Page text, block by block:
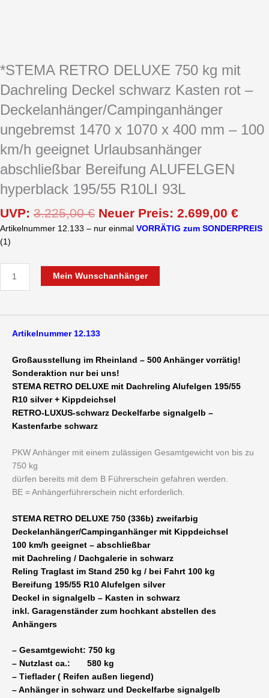
*STEMA RETRO DELUXE 750 kg mit
Dachreling Deckel schwarz Kasten rot –
Deckelanhänger/Campinganhänger
ungebremst 1470 x 1070 x 400 mm – 100
km/h geeignet Urlaubsanhänger
abschließbar Bereifung ALUFELGEN
hyperblack 195/55 R10LI 93L
UVP: 3.225,00€ Neuer Preis: 2.699,00 €
Artikelnummer 12.133 – nur einmal VORRÄTIG zum SONDERPREIS
(1)
Mein Wunschanhänger
Artikelnummer 12.133
Großausstellung im Rheinland – 500 Anhänger vorrätig!
Sonderaktion nur bei uns!
STEMA RETRO DELUXE mit Dachreling Alufelgen 195/55
R10 silver + Kippdeichsel
RETRO-LUXUS-schwarz Deckelfarbe signalgelb –
Kastenfarbe schwarz
PKW Anhänger mit einem zulässigen Gesamtgewicht von bis zu
750 kg
dürfen bereits mit dem B Führerschein gefahren werden.
BE = Anhängerführerschein nicht erforderlich.
STEMA RETRO DELUXE 750 (336b) zweifarbig
Deckelanhänger/Campinganhänger mit Kippdeichsel
100 km/h geeignet – abschließbar
mit Dachreling / Dachgalerie in schwarz
Reling Traglast im Stand 250 kg / bei Fahrt 100 kg
Bereifung 195/55 R10 Alufelgen silver
Deckel in signalgelb – Kasten in schwarz
inkl. Garagenständer zum hochkant abstellen des
Anhängers
– Gesamtgewicht: 750 kg
– Nutzlast ca.: 580 kg
– Tieflader ( Reifen außen liegend)
– Anhänger in schwarz und Deckelfarbe signalgelb